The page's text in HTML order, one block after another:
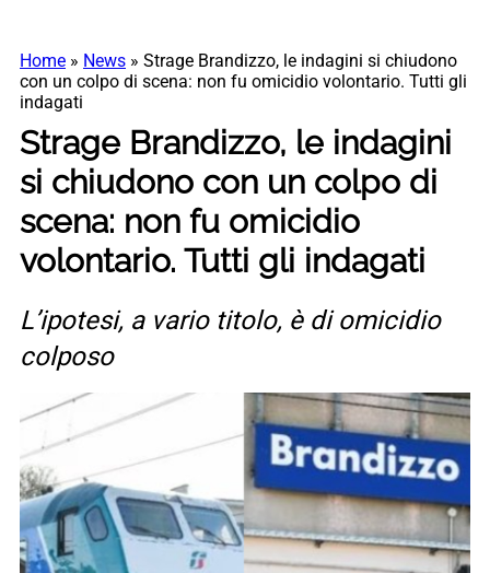
Home » News » Strage Brandizzo, le indagini si chiudono
con un colpo di scena: non fu omicidio volontario. Tutti gli
indagati
Strage Brandizzo, le indagini
si chiudono con un colpo di
scena: non fu omicidio
volontario. Tutti gli indagati
L’ipotesi, a vario titolo, è di omicidio
colposo